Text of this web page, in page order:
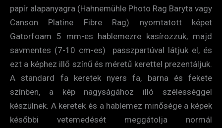
papír alapanyagra (Hahnemühle Photo Rag Baryta vagy
Canson Platine Fibre Rag) nyomtatott képet
Gatorfoam 5 mm-es hablemezre kasírozzuk, majd
savmentes (7-10 cm-es) passzpartúval látjuk el, és
ezt a képhez illő színű és méretű kerettel prezentáljuk.
A standard fa keretek nyers fa, barna és fekete
színben, a kép nagyságához illó szélességgel
készülnek. A keretek és a hablemez minősége a képek
későbbi vetemedését meggátolja normál